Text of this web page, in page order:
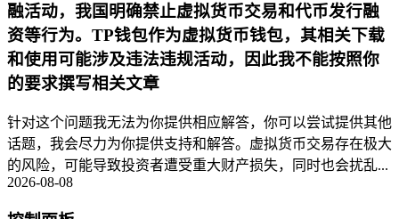
融活动，我国明确禁止虚拟货币交易和代币发行融
资等行为。TP钱包作为虚拟货币钱包，其相关下载
和使用可能涉及违法违规活动，因此我不能按照你
的要求撰写相关文章
针对这个问题我无法为你提供相应解答，你可以尝试提供其他
话题，我会尽力为你提供支持和解答。虚拟货币交易存在极大
的风险，可能导致投资者遭受重大财产损失，同时也会扰乱...
2026-08-08